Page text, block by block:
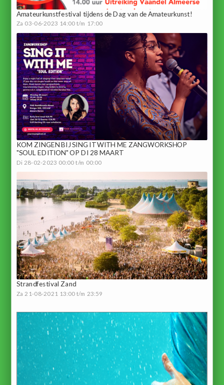
Amateurkunstfestival tijdens de Dag van de Amateurkunst!
Za 03-06-2023 14:00 t/m 17:00
KOM ZINGEN BIJ SING IT WITH ME ZANGWORKSHOP
"SOUL EDITION" OP DI 28 MAART
Di 28-02-2023 00:00 t/m 00:00
Strandfestival Zand
Za 21-08-2021 13:00 t/m 23:59